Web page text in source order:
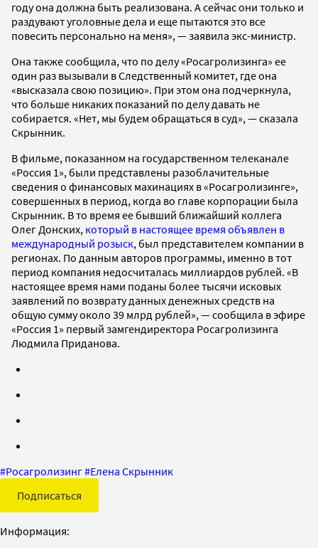
году она должна быть реализована. А сейчас они только и
раздувают уголовные дела и еще пытаются это все
повесить персонально на меня», — заявила экс-министр.
Она также сообщила, что по делу «Росагролизинга» ее
один раз вызывали в Следственный комитет, где она
«высказала свою позицию». При этом она подчеркнула,
что больше никаких показаний по делу давать не
собирается. «Нет, мы будем обращаться в суд», — сказала
Скрынник.
В фильме, показанном на государственном телеканале
«Россия 1», были представлены разоблачительные
сведения о финансовых махинациях в «Росагролизинге»,
совершенных в период, когда во главе корпорации была
Скрынник. В то время ее бывший ближайший коллега
Олег Донских, который в настоящее время объявлен в
международный розыск, был представителем компании в
регионах. По данным авторов программы, именно в тот
период компания недосчиталась миллиардов рублей. «В
настоящее время нами поданы более тысячи исковых
заявлений по возврату данных денежных средств на
общую сумму около 39 млрд рублей», — сообщила в эфире
«Россия 1» первый замгендиректора Росагролизинга
Людмила Приданова.
#Росагролизинг#Елена Скрынник
Подписаться
Информация: